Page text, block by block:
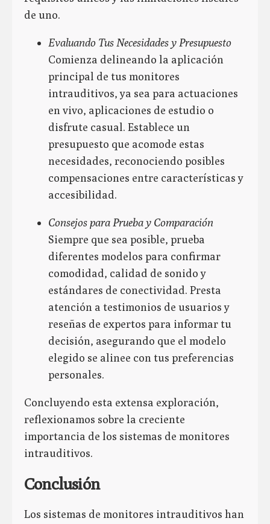
de uno.
Evaluando Tus Necesidades y Presupuesto
Comienza delineando la aplicación
principal de tus monitores
intrauditivos, ya sea para actuaciones
en vivo, aplicaciones de estudio o
disfrute casual. Establece un
presupuesto que acomode estas
necesidades, reconociendo posibles
compensaciones entre características y
accesibilidad.
Consejos para Prueba y Comparación
Siempre que sea posible, prueba
diferentes modelos para confirmar
comodidad, calidad de sonido y
estándares de conectividad. Presta
atención a testimonios de usuarios y
reseñas de expertos para informar tu
decisión, asegurando que el modelo
elegido se alinee con tus preferencias
personales.
Concluyendo esta extensa exploración,
reflexionamos sobre la creciente
importancia de los sistemas de monitores
intrauditivos.
Conclusión
Los sistemas de monitores intrauditivos han